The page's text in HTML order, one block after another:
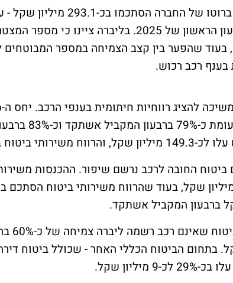
בעוד שהפער בין קצב הצמיחה במספר המבוטחים
רכב רכוש.
כ-78%,
בתחום זה הסתכם בכ-25.8 מיליון שקל.
ברבעון המקביל אשתקד.
בתחום הביטוח הכללי האחר - שכולל ביטוח
9 מיליון שקל.